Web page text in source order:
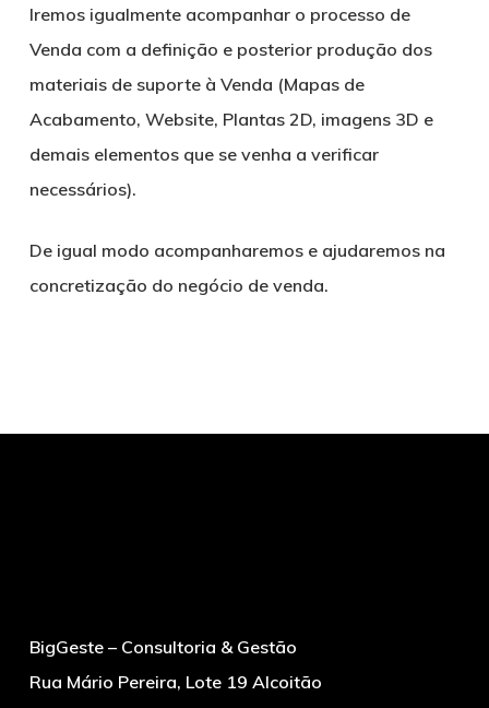
Iremos igualmente acompanhar o processo de
Venda com a definição e posterior produção dos
materiais de suporte à Venda (Mapas de
Acabamento, Website, Plantas 2D, imagens 3D e
demais elementos que se venha a verificar
necessários).
De igual modo acompanharemos e ajudaremos na
concretização do negócio de venda.
BigGeste – Consultoria & Gestão
Rua Mário Pereira, Lote 19 Alcoitão